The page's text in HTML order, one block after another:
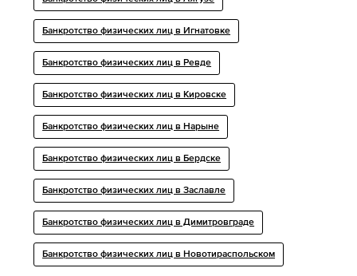
Банкротство физических лиц в Игнатовке
Банкротство физических лиц в Ревде
Банкротство физических лиц в Кировске
Банкротство физических лиц в Нарыне
Банкротство физических лиц в Бердске
Банкротство физических лиц в Заславле
Банкротство физических лиц в Димитровграде
Банкротство физических лиц в Новотираспольском